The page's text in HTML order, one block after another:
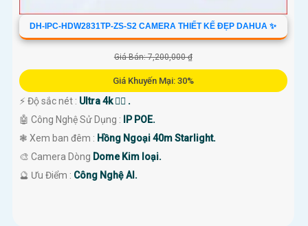
DH-IPC-HDW2831TP-ZS-S2 CAMERA THIẾT KẾ ĐẸP DAHUA ✨
Giá Bán: 7,200,000 ₫
Giá Khuyến Mại: 30%
️⚡ Độ sắc nét : Ultra 4k 👍🏾 .
🤖️ Công Nghệ Sử Dụng :
IP POE.
❃ Xem ban đêm : Hồng Ngoại 40m Starlight.
🎨 Camera Dòng Dome Kim loại.
️🔮 Ưu Điểm : Công Nghệ AI.